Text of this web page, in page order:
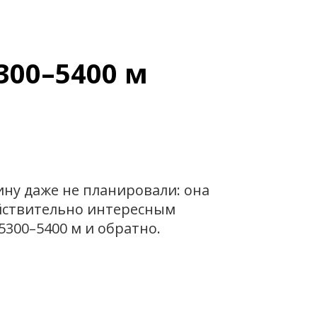
м
даже не планировали: она
интересным
м и обратно.